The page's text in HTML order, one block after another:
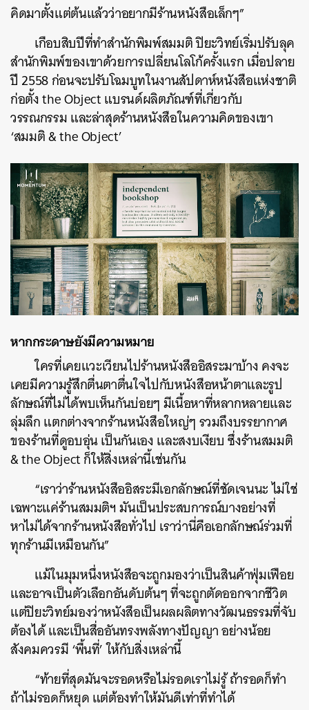
คิดมาตั้งแต่ต้นแล้วว่าอยากมีร้านหนังสือเล็กๆ”
เกือบสิบปีที่ทำสำนักพิมพ์สมมติ ปิยะวิทย์เริ่มปรับลุค
สำนักพิมพ์ของเขาด้วยการเปลี่ยนโลโก้ครั้งแรก เมื่อปลาย
ปี 2558 ก่อนจะปรับโฉมบูทในงานสัปดาห์หนังสือแห่งชาติ
ก่อตั้ง the Object แบรนด์ผลิตภัณฑ์ที่เกี่ยวกับ
วรรณกรรม และล่าสุดร้านหนังสือในความคิดของเขา
‘สมมติ & the Object’
หากกระดาษยังมีความหมาย
ใครที่เคยแวะเวียนไปร้านหนังสืออิสระมาบ้าง คงจะ
เคยมีความรู้สึกตื่นตาตื่นใจไปกับหนังสือหน้าตาและรูป
ลักษณ์ที่ไม่ได้พบเห็นกันบ่อยๆ มีเนื้อหาที่หลากหลายและ
ลุ่มลึก แตกต่างจากร้านหนังสือใหญ่ๆ รวมถึงบรรยากาศ
ของร้านที่ดูอบอุ่น เป็นกันเอง และสงบเงียบ ซึ่งร้านสมมติ
& the Object ก็ให้สิ่งเหล่านี้เช่นกัน
“เราว่าร้านหนังสืออิสระมีเอกลักษณ์ที่ชัดเจนนะ ไม่ใช่
เฉพาะแค่ร้านสมมติฯ มันเป็นประสบการณ์บางอย่างที่
หาไม่ได้จากร้านหนังสือทั่วไป เราว่านี่คือเอกลักษณ์ร่วมที่
ทุกร้านมีเหมือนกัน”
แม้ในมุมหนึ่งหนังสือจะถูกมองว่าเป็นสินค้าฟุ่มเฟือย
และอาจเป็นตัวเลือกอันดับต้นๆ ที่จะถูกตัดออกจากชีวิต
แต่ปิยะวิทย์มองว่าหนังสือเป็นผลผลิตทางวัฒนธรรมที่จับ
ต้องได้ และเป็นสื่ออันทรงพลังทางปัญญา อย่างน้อย
สังคมควรมี ‘พื้นที่’ ให้กับสิ่งเหล่านี้
“ท้ายที่สุดมันจะรอดหรือไม่รอดเราไม่รู้ ถ้ารอดก็ทำ
ถ้าไม่รอดก็หยุด แต่ต้องทำให้มันดีเท่าที่ทำได้
ค้นหา
SHARE TWEET LINE EMAIL